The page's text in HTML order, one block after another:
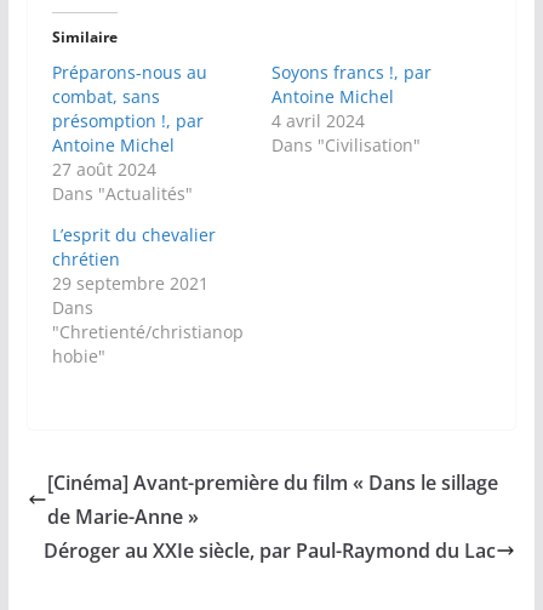
Similaire
Préparons-nous au
combat, sans
présomption !, par
Antoine Michel
27 août 2024
Dans "Actualités"
Soyons francs !, par
Antoine Michel
4 avril 2024
Dans "Civilisation"
L’esprit du chevalier
chrétien
29 septembre 2021
Dans
"Chretienté/christianop
hobie"
[Cinéma] Avant-première du film « Dans le sillage
de Marie-Anne »
Déroger au XXIe siècle, par Paul-Raymond du Lac